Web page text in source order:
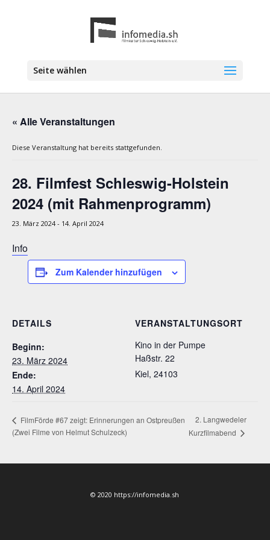
Seite wählen
« Alle Veranstaltungen
Diese Veranstaltung hat bereits stattgefunden.
28. Filmfest Schleswig-Holstein
2024 (mit Rahmenprogramm)
23. März 2024- 14. April 2024
Info
Zum Kalender hinzufügen
DETAILS
Beginn:
23. März 2024
Ende:
14. April 2024
VERANSTALTUNGSORT
Kino in der Pumpe
Haßstr. 22
Kiel, 24103
FilmFörde #67 zeigt: Erinnerungen an Ostpreußen
(Zwei Filme von Helmut Schulzeck)
2. Langwedeler
Kurzfilmabend
© 2020 https://infomedia.sh